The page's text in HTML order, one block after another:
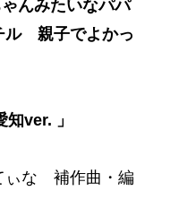
んみたいなパパ
ル 親子でよかっ
ver. 」
ぃな 補作曲・編